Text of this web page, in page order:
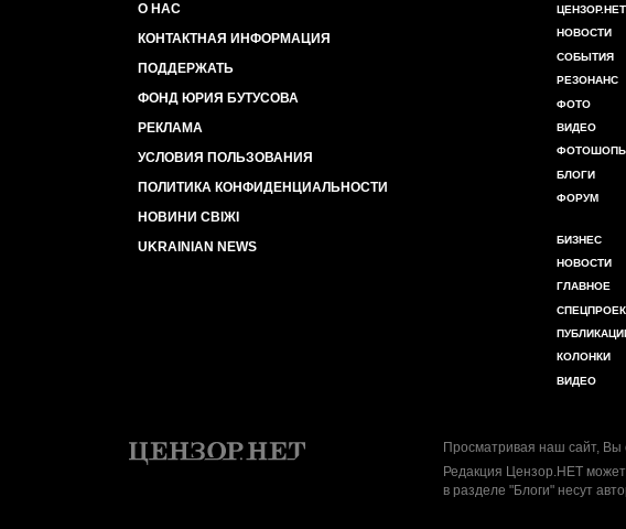
О НАС
КОНТАКТНАЯ ИНФОРМАЦИЯ
ПОДДЕРЖАТЬ
ФОНД ЮРИЯ БУТУСОВА
РЕКЛАМА
УСЛОВИЯ ПОЛЬЗОВАНИЯ
ПОЛИТИКА КОНФИДЕНЦИАЛЬНОСТИ
НОВИНИ СВІЖІ
UKRAINIAN NEWS
ЦЕНЗОР.НЕТ
НОВОСТИ
СОБЫТИЯ
РЕЗОНАНС
ФОТО
ВИДЕО
БЛОГИ
ФОРУМ
БИЗНЕС
НОВОСТИ
ГЛАВНОЕ
КОЛОНКИ
ВИДЕО
Просматривая наш сайт, Вы
Редакция Цензор.НЕТ
в разделе "Блоги" несут